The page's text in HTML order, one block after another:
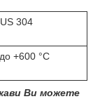
304
+600 °C
Ви можете